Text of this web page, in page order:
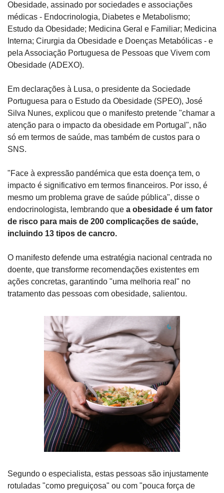
Obesidade, assinado por sociedades e associações
médicas - Endocrinologia, Diabetes e Metabolismo;
Estudo da Obesidade; Medicina Geral e Familiar; Medicina
Interna; Cirurgia da Obesidade e Doenças Metabólicas - e
pela Associação Portuguesa de Pessoas que Vivem com
Obesidade (ADEXO).
Em declarações à Lusa, o presidente da Sociedade
Portuguesa para o Estudo da Obesidade (SPEO), José
Silva Nunes, explicou que o manifesto pretende "chamar a
atenção para o impacto da obesidade em Portugal", não
só em termos de saúde, mas também de custos para o
SNS.
"Face à expressão pandémica que esta doença tem, o
impacto é significativo em termos financeiros. Por isso, é
mesmo um problema grave de saúde pública", disse o
endocrinologista, lembrando que a obesidade é um fator
de risco para mais de 200 complicações de saúde,
incluindo 13 tipos de cancro.
O manifesto defende uma estratégia nacional centrada no
doente, que transforme recomendações existentes em
ações concretas, garantindo "uma melhoria real" no
tratamento das pessoas com obesidade, salientou.
Segundo o especialista, estas pessoas são injustamente
rotuladas "como preguiçosa" ou com "pouca força de